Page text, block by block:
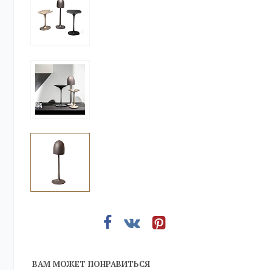
ВАМ МОЖЕТ ПОНРАВИТЬСЯ